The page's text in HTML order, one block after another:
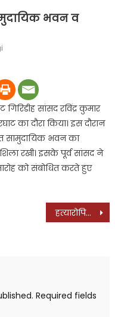
भवन व
सांसद रविंद्र कुमार
का दौरा किया। इस दौरान
सामुदायिक भवन का
रखी। इसके पूर्व सांसद ने
को संबोधित करते हुए
हत्यारोपियों की गिरफ्तारी न होने के विरोध में डीएसपी कार्यालय पर प्रदर्शन
Required fields